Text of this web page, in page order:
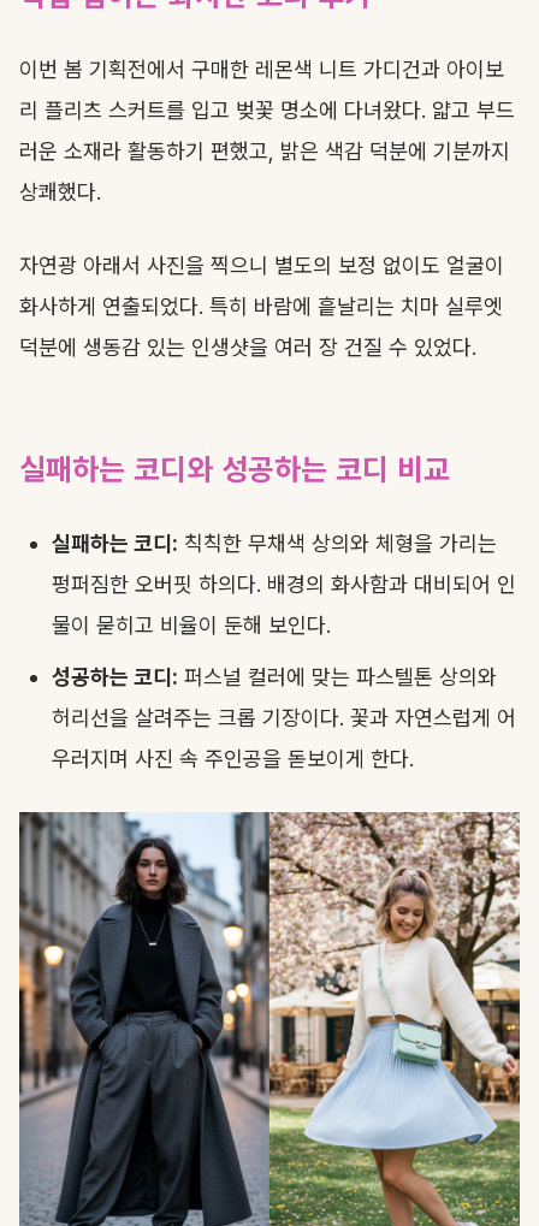
이번 봄 기획전에서 구매한 레몬색 니트 가디건과 아이보
리 플리츠 스커트를 입고 벚꽃 명소에 다녀왔다. 얇고 부드
러운 소재라 활동하기 편했고, 밝은 색감 덕분에 기분까지
상쾌했다.
자연광 아래서 사진을 찍으니 별도의 보정 없이도 얼굴이
화사하게 연출되었다. 특히 바람에 흩날리는 치마 실루엣
덕분에 생동감 있는 인생샷을 여러 장 건질 수 있었다.
실패하는 코디와 성공하는 코디 비교
실패하는 코디: 칙칙한 무채색 상의와 체형을 가리는
펑퍼짐한 오버핏 하의다. 배경의 화사함과 대비되어 인
물이 묻히고 비율이 둔해 보인다.
성공하는 코디: 퍼스널 컬러에 맞는 파스텔톤 상의와
허리선을 살려주는 크롭 기장이다. 꽃과 자연스럽게 어
우러지며 사진 속 주인공을 돋보이게 한다.